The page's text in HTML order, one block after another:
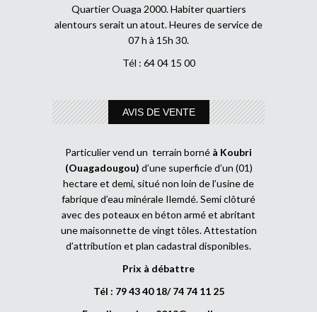
Quartier Ouaga 2000. Habiter quartiers
alentours serait un atout. Heures de service de
07 h à 15h 30.
Tél : 64 04 15 00
AVIS DE VENTE
Particulier vend un terrain borné à Koubri
(Ouagadougou) d’une superficie d’un (01)
hectare et demi, situé non loin de l’usine de
fabrique d’eau minérale Ilemdé. Semi clôturé
avec des poteaux en béton armé et abritant
une maisonnette de vingt tôles. Attestation
d’attribution et plan cadastral disponibles.
Prix à débattre
Tél : 79 43 40 18/ 74 74 11 25